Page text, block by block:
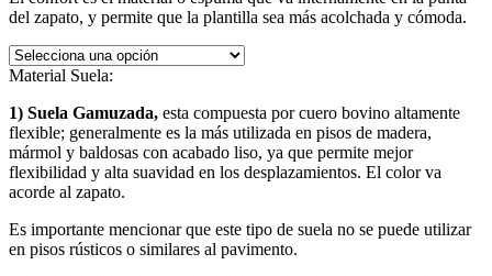
del zapato, y permite que la plantilla sea más acolchada y cómoda.
Material Suela:
1) Suela Gamuzada, esta compuesta por cuero bovino altamente
flexible; generalmente es la más utilizada en pisos de madera,
mármol y baldosas con acabado liso, ya que permite mejor
flexibilidad y alta suavidad en los desplazamientos. El color va
acorde al zapato.
Es importante mencionar que este tipo de suela no se puede utilizar
en pisos rústicos o similares al pavimento.